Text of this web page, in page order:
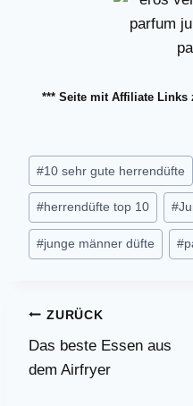
*** Seite mit Affiliate Links
Schlagworte:
#10 sehr gute herrendüfte
#herrendüfte top 10 #
#junge männer düfte #
ZURÜCK
Das beste Essen aus
dem Airfryer